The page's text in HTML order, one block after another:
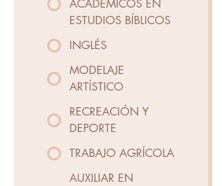
ACADÉMICOS EN
ESTUDIOS BÍBLICOS
INGLÉS
MODELAJE
ARTÍSTICO
RECREACIÓN Y
DEPORTE
TRABAJO AGRÍCOLA
AUXILIAR EN